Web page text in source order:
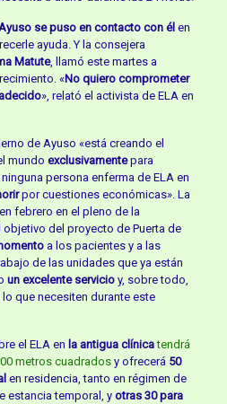
se puso en contacto con él en
ayuda. Y la consejera
Matute, llamó este martes a
«No quiero comprometer
», relató el activista de ELA en
de Ayuso «está creando el
mundo exclusivamentepara
persona enferma de ELA en
por cuestiones económicas». La
febrero en el pleno de la
del proyecto de Puerta de
a los pacientes y a las
de las unidades que ya están
un excelente servicioy, sobre todo,
que necesiten durante este
el ELA en la antigua clínica tendrá
metros cuadradosy ofrecerá 50
en residencia, tanto en régimen de
estancia temporal, y otras 30 para